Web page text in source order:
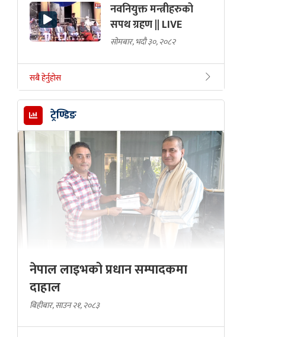
नवनियुक्त मन्त्रीहरुको
सपथ ग्रहण || LIVE
सोमबार, भदौ ३०, २०८२
सबै हेर्नुहोस
ट्रेण्डिङ
नेपाल लाइभको प्रधान सम्पादकमा
दाहाल
बिहीबार, साउन २१, २०८३